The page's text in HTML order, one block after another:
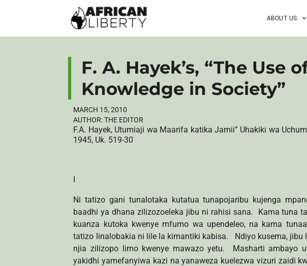
ABOUT US
F. A. Hayek’s, “The Use
Knowledge in Society”
MARCH 15, 2010
AUTHOR:THE EDITOR
F.A. Hayek, Utumiaji wa Maarifa katika Jamii” Uhakiki wa
1945, Uk. 519-30
I
Ni tatizo gani tunalotaka kutatua tunapojaribu kujenga
baadhi ya dhana zilizozoeleka jibu ni rahisi sana. Kama tuna
kuanza kutoka kwenye mfumo wa upendeleo, na kama
tatizo linalobakia ni lile la kimantiki kabisa. Ndiyo kusema, jibu
njia zilizopo limo kwenye mawazo yetu. Masharti ambayo
yakidhi yamefanyiwa kazi na yanaweza kuelezwa vizuri zaidi